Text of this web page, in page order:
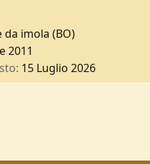
da imola (BO)
2011
15 Luglio 2026